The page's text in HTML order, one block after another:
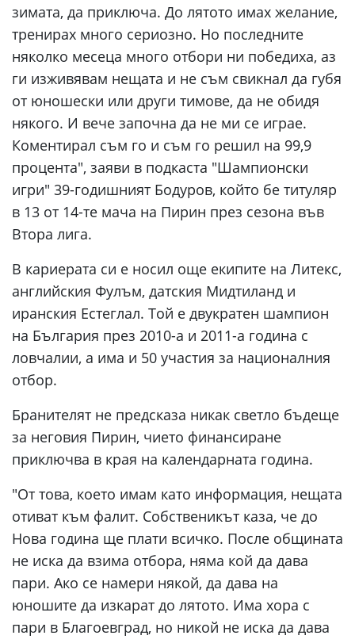
зимата, да приключа. До лятото имах желание,
тренирах много сериозно. Но последните
няколко месеца много отбори ни победиха, аз
ги изживявам нещата и не съм свикнал да губя
от юношески или други тимове, да не обидя
някого. И вече започна да не ми се играе.
Коментирал съм го и съм го решил на 99,9
процента", заяви в подкаста "Шампионски
игри" 39-годишният Бодуров, който бе титуляр
в 13 от 14-те мача на Пирин през сезона във
Втора лига.
В кариерата си е носил още екипите на Литекс,
английския Фулъм, датския Мидтиланд и
иранския Естеглал. Той е двукратен шампион
на България през 2010-а и 2011-а година с
ловчалии, а има и 50 участия за националния
отбор.
Бранителят не предсказа никак светло бъдеще
за неговия Пирин, чието финансиране
приключва в края на календарната година.
"От това, което имам като информация, нещата
отиват към фалит. Собственикът каза, че до
Нова година ще плати всичко. После общината
не иска да взима отбора, няма кой да дава
пари. Ако се намери някой, да дава на
юношите да изкарат до лятото. Има хора с
пари в Благоевград, но никой не иска да дава